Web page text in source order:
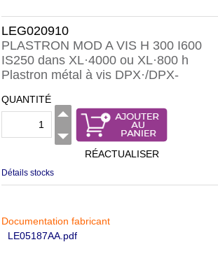
LEG020910
PLASTRON MOD A VIS H 300 I600
IS250 dans XL·4000 ou XL·800 h
Plastron métal à vis DPX·/DPX-
QUANTITÉ
RÉACTUALISER
Détails stocks
Documentation fabricant
LE05187AA.pdf